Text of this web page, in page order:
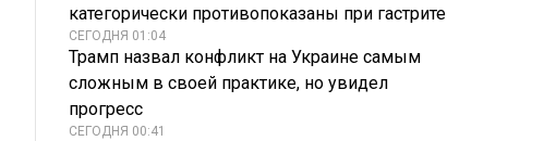
категорически противопоказаны при гастрите
СЕГОДНЯ 01:04
Трамп назвал конфликт на Украине самым
сложным в своей практике, но увидел
прогресс
СЕГОДНЯ 00:41